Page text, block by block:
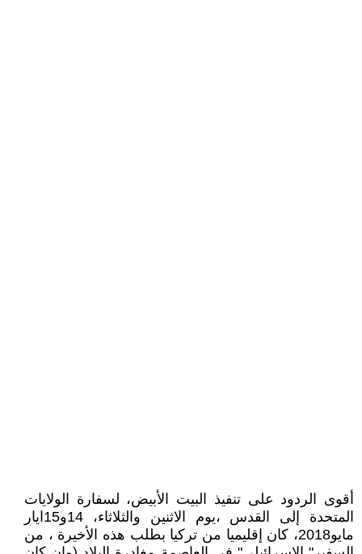
أقوى الردود على تنفيذ البيت الأبيض، لسفارة الولايات
المتحدة إلى القدس ،يوم الاثنين والثلاثاء، 14و15ايار
مايو2018، كان إقليميا من تركيا بطلب هذه الأخيرة ، من